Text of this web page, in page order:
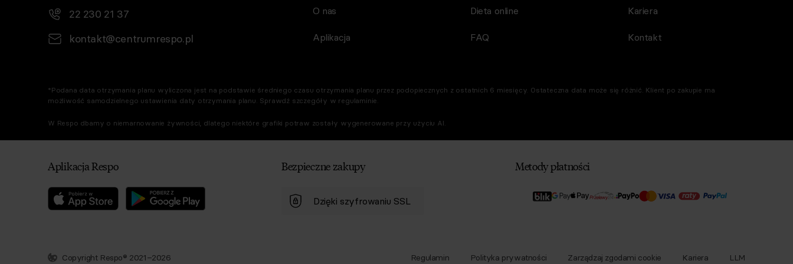
22 230 21 37
kontakt@centrumrespo.pl
O nas
Aplikacja
Dieta online
FAQ
Kariera
Kontakt
*Podana data otrzymania planu wyliczona jest na podstawie średniego czasu otrzymania planu przez podopiecznych z ostatnich 6 miesięcy. Ostateczna data może się różnić. Klient po zakupie ma
możliwość samodzielnego ustawienia daty otrzymania planu. Sprawdź szczegóły w regulaminie.
W Respo dbamy o niemarnowanie żywności, dlatego niektóre grafiki potraw zostały wygenerowane przy użyciu AI.
Aplikacja Respo Bezpieczne zakupy
Dzięki szyfrowaniu SSL
Metody płatności
Copyright Respo® 2021–2026 Regulamin Polityka prywatności Zarządzaj zgodami cookie Kariera LLM